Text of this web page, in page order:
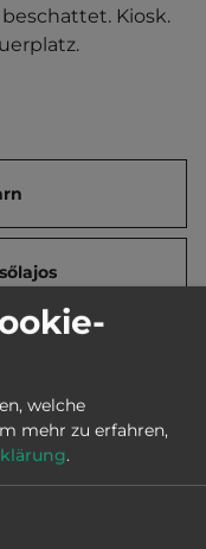
Kiosk.
welche
mehr zu erfahren,
.